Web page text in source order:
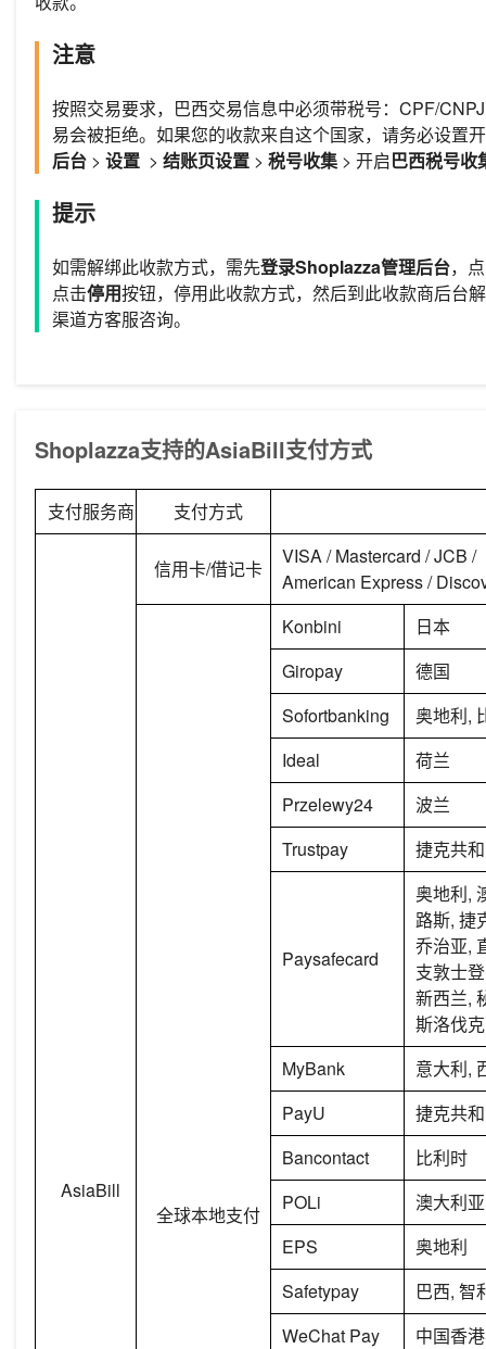
注意
按照交易要求，巴西交易信息中必须带税号： CPF/
易会被拒绝。如果您的收款来自这个国家，请务必设置
后台 > 设置 > 结账页设置 > 税号收集 > 开启巴西税号收
提示
如需解绑此收款方式，需先登录Shoplazza管理后台，
点击停用按钮，停用此收款方式，然后到此收款商后台
渠道方客服咨询。
Shoplazza支持的AsiaBill支付方式
支付服务商 支付方式
AsiaBill
信用卡/借记卡
VISA / Mastercard / JCB /
American Express /
全球本地支付
Konbini
日本
Giropay
德国
Sofortbanking
奥地利,
Ideal
荷兰
Przelewy24
波兰
Trustpay
捷克共
Paysafecard
奥地利,
路斯, 捷
乔治亚,
支敦士
新西兰,
斯洛伐
MyBank
意大利,
PayU
捷克共
Bancontact
比利时
POLi
澳大利
EPS
奥地利
Safetypay
巴西, 智
WeChat Pay
中国香